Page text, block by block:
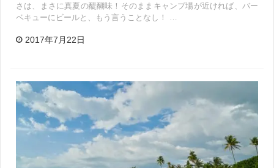
さは、まさに真夏の醍醐味！そのままキャンプ場が近ければ、バー
ベキューにビールと、もう言うことなし！ …
2017年7月22日